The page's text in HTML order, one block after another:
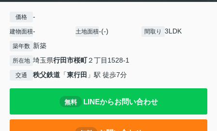
価格 -
建物面積- 土地面積-(-) 間取り 3LDK
築年数 新築
所在地 埼玉県行田市桜町２丁目1528-1
交通 秩父鉄道 「東行田 」駅 徒歩7分
無料 LINEからお問い合わせ